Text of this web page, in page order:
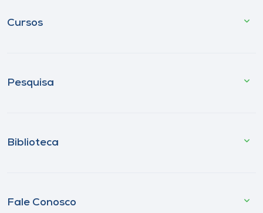
Cursos
Pesquisa
Biblioteca
Fale Conosco